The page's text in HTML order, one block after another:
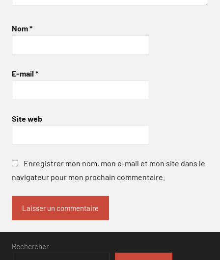
Nom*
E-mail *
Site web
Enregistrer mon nom, mon e-mail et mon site dans le
navigateur pour mon prochain commentaire.
Rechercher